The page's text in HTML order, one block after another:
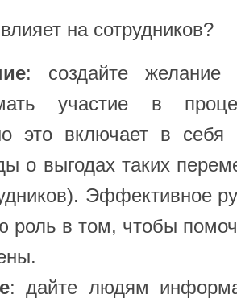
на сотрудников?
: создайте желание
участие в
это включает в себя
о выгодах таких
Эффективное
роль в том, чтобы
: дайте людям